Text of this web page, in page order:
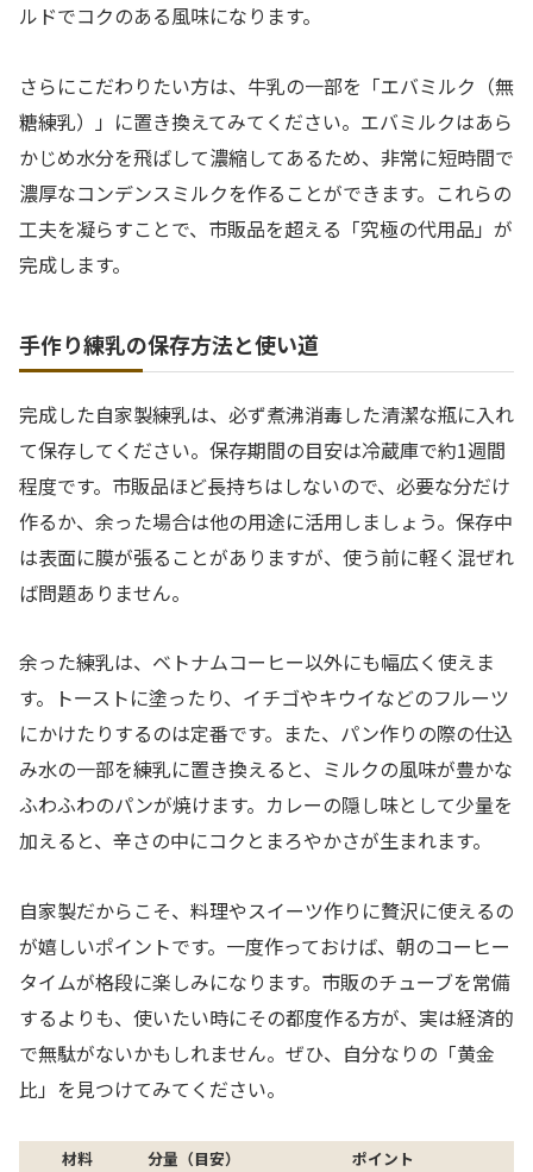
ルドでコクのある風味になります。
さらにこだわりたい方は、牛乳の一部を「エバミルク（無
糖練乳）」に置き換えてみてください。エバミルクはあら
かじめ水分を飛ばして濃縮してあるため、非常に短時間で
濃厚なコンデンスミルクを作ることができます。これらの
工夫を凝らすことで、市販品を超える「究極の代用品」が
完成します。
手作り練乳の保存方法と使い道
完成した自家製練乳は、必ず煮沸消毒した清潔な瓶に入れ
て保存してください。保存期間の目安は冷蔵庫で約1週間
程度です。市販品ほど長持ちはしないので、必要な分だけ
作るか、余った場合は他の用途に活用しましょう。保存中
は表面に膜が張ることがありますが、使う前に軽く混ぜれ
ば問題ありません。
余った練乳は、ベトナムコーヒー以外にも幅広く使えま
す。トーストに塗ったり、イチゴやキウイなどのフルーツ
にかけたりするのは定番です。また、パン作りの際の仕込
み水の一部を練乳に置き換えると、ミルクの風味が豊かな
ふわふわのパンが焼けます。カレーの隠し味として少量を
加えると、辛さの中にコクとまろやかさが生まれます。
自家製だからこそ、料理やスイーツ作りに贅沢に使えるの
が嬉しいポイントです。一度作っておけば、朝のコーヒー
タイムが格段に楽しみになります。市販のチューブを常備
するよりも、使いたい時にその都度作る方が、実は経済的
で無駄がないかもしれません。ぜひ、自分なりの「黄金
比」を見つけてみてください。
材料 分量（目安）
ポイント